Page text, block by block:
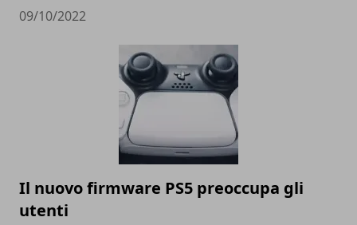
09/10/2022
Il nuovo firmware PS5 preoccupa gli
utenti